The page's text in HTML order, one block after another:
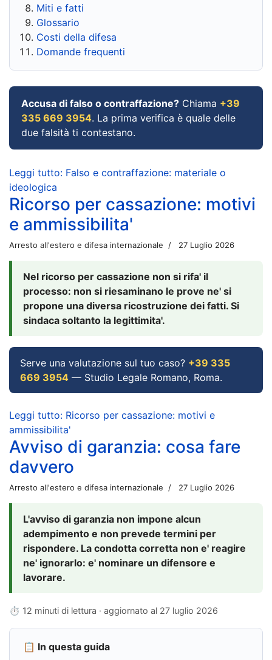
Miti e fatti
Glossario
Costi della difesa
Domande frequenti
Accusa di falso o contraffazione? Chiama +39
335 669 3954. La prima verifica è quale delle
due falsità ti contestano.
Leggi tutto: Falso e contraffazione: materiale o
ideologica
Ricorso per cassazione: motivi
e ammissibilita'
Arresto all'estero e difesa internazionale 27 Luglio 2026
Nel ricorso per cassazione non si rifa' il
processo: non si riesaminano le prove ne' si
propone una diversa ricostruzione dei fatti. Si
sindaca soltanto la legittimita'.
Serve una valutazione sul tuo caso? +39 335
669 3954 — Studio Legale Romano, Roma.
Leggi tutto: Ricorso per cassazione: motivi e
ammissibilita'
Avviso di garanzia: cosa fare
davvero
Arresto all'estero e difesa internazionale 27 Luglio 2026
L'avviso di garanzia non impone alcun
adempimento e non prevede termini per
rispondere. La condotta corretta non e' reagire
ne' ignorarlo: e' nominare un difensore e
lavorare.
⏱ 12 minuti di lettura · aggiornato al 27 luglio 2026
📋 In questa guida